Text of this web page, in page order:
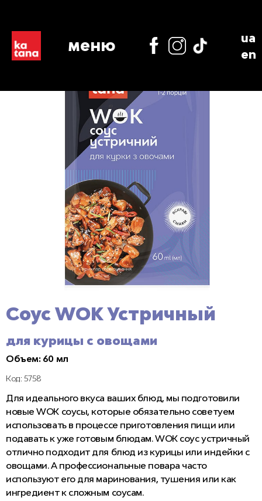
меню
ua
en
Соус WOK Устричный
для курицы с овощами
Объем: 60 мл
Код: 5758
Для идеального вкуса ваших блюд, мы подготовили
новые WOK соусы, которые обязательно советуем
использовать в процессе приготовления пищи или
подавать к уже готовым блюдам. WOK соус устричный
отлично подходит для блюд из курицы или индейки с
овощами. А профессиональные повара часто
используют его для маринования, тушения или как
ингредиент к сложным соусам.